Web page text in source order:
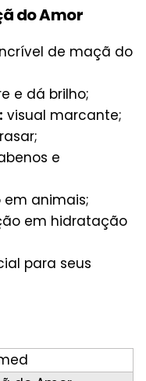
do Amor
de maçã do
e dá brilho;
visual marcante;
e
animais;
em hidratação
para seus